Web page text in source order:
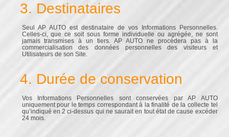
3. Destinataires
Seul AP AUTO est destinataire de vos Informations Personnelles.
Celles-ci, que ce soit sous forme individuelle ou agrégée, ne sont
jamais transmises à un tiers. AP AUTO ne procèdera pas à la
commercialisation des données personnelles des visiteurs et
Utilisateurs de son Site.
4. Durée de conservation
Vos Informations Personnelles sont conservées par AP AUTO
uniquement pour le temps correspondant à la finalité de la collecte tel
qu’indiqué en 2 ci-dessus qui ne saurait en tout état de cause excéder
24 mois.